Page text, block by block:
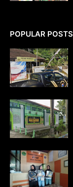
POPULAR POSTS